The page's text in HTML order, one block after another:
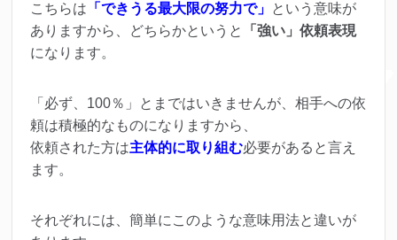
こちらは 「できうる最大限の努力で」 という意味が
ありますから、どちらかというと
「強い」依頼表現
になります。
「必ず、100％」とまではいきませんが、相手への依
頼は積極的なものになりますから、
依頼された方は主体的に取り組む必要があると言え
ます。
それぞれには、簡単にこのような意味用法と違いが